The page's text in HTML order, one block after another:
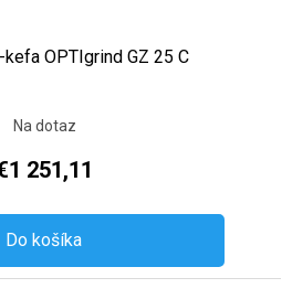
OPTIgrind GZ 25 C
Na dotaz
251,11
Do košíka